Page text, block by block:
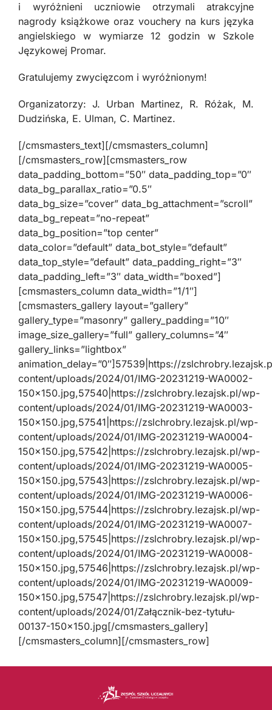
i wyróżnieni uczniowie otrzymali atrakcyjne
nagrody książkowe oraz vouchery na kurs języka
angielskiego w wymiarze 12 godzin w Szkole
Językowej Promar.
Gratulujemy zwycięzcom i wyróżnionym!
Organizatorzy: J. Urban Martinez, R. Różak, M.
Dudzińska, E. Ulman, C. Martinez.
[/cmsmasters_text][/cmsmasters_column]
[/cmsmasters_row][cmsmasters_row
data_padding_bottom=”50″ data_padding_top=”0″
data_bg_parallax_ratio=”0.5″
data_bg_size=”cover” data_bg_attachment=”scroll”
data_bg_repeat=”no-repeat”
data_bg_position=”top center”
data_color=”default” data_bot_style=”default”
data_top_style=”default” data_padding_right=”3″
data_padding_left=”3″ data_width=”boxed”]
[cmsmasters_column data_width=”1/1″]
[cmsmasters_gallery layout=”gallery”
gallery_type=”masonry” gallery_padding=”10″
image_size_gallery=”full” gallery_columns=”4″
gallery_links=”lightbox”
animation_delay=”0″]57539|https://
content/uploads/2024/01/IMG-20231219-WA0002-
150×150.jpg,57540|https://zslchrobry.lezajsk.pl/wp-
content/uploads/2024/01/IMG-20231219-WA0003-
150×150.jpg,57541|https://zslchrobry.lezajsk.pl/wp-
content/uploads/2024/01/IMG-20231219-WA0004-
150×150.jpg,57542|https://zslchrobry.lezajsk.pl/wp-
content/uploads/2024/01/IMG-20231219-WA0005-
150×150.jpg,57543|https://zslchrobry.lezajsk.pl/wp-
content/uploads/2024/01/IMG-20231219-WA0006-
150×150.jpg,57544|https://zslchrobry.lezajsk.pl/wp-
content/uploads/2024/01/IMG-20231219-WA0007-
150×150.jpg,57545|https://zslchrobry.lezajsk.pl/wp-
content/uploads/2024/01/IMG-20231219-WA0008-
150×150.jpg,57546|https://zslchrobry.lezajsk.pl/wp-
content/uploads/2024/01/IMG-20231219-WA0009-
150×150.jpg,57547|https://zslchrobry.lezajsk.pl/wp-
content/uploads/2024/01/Załącznik-bez-tytułu-
00137-150×150.jpg[/cmsmasters_gallery]
[/cmsmasters_column][/cmsmasters_row]